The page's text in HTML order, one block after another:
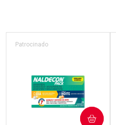
Patrocinado
COMPRAR